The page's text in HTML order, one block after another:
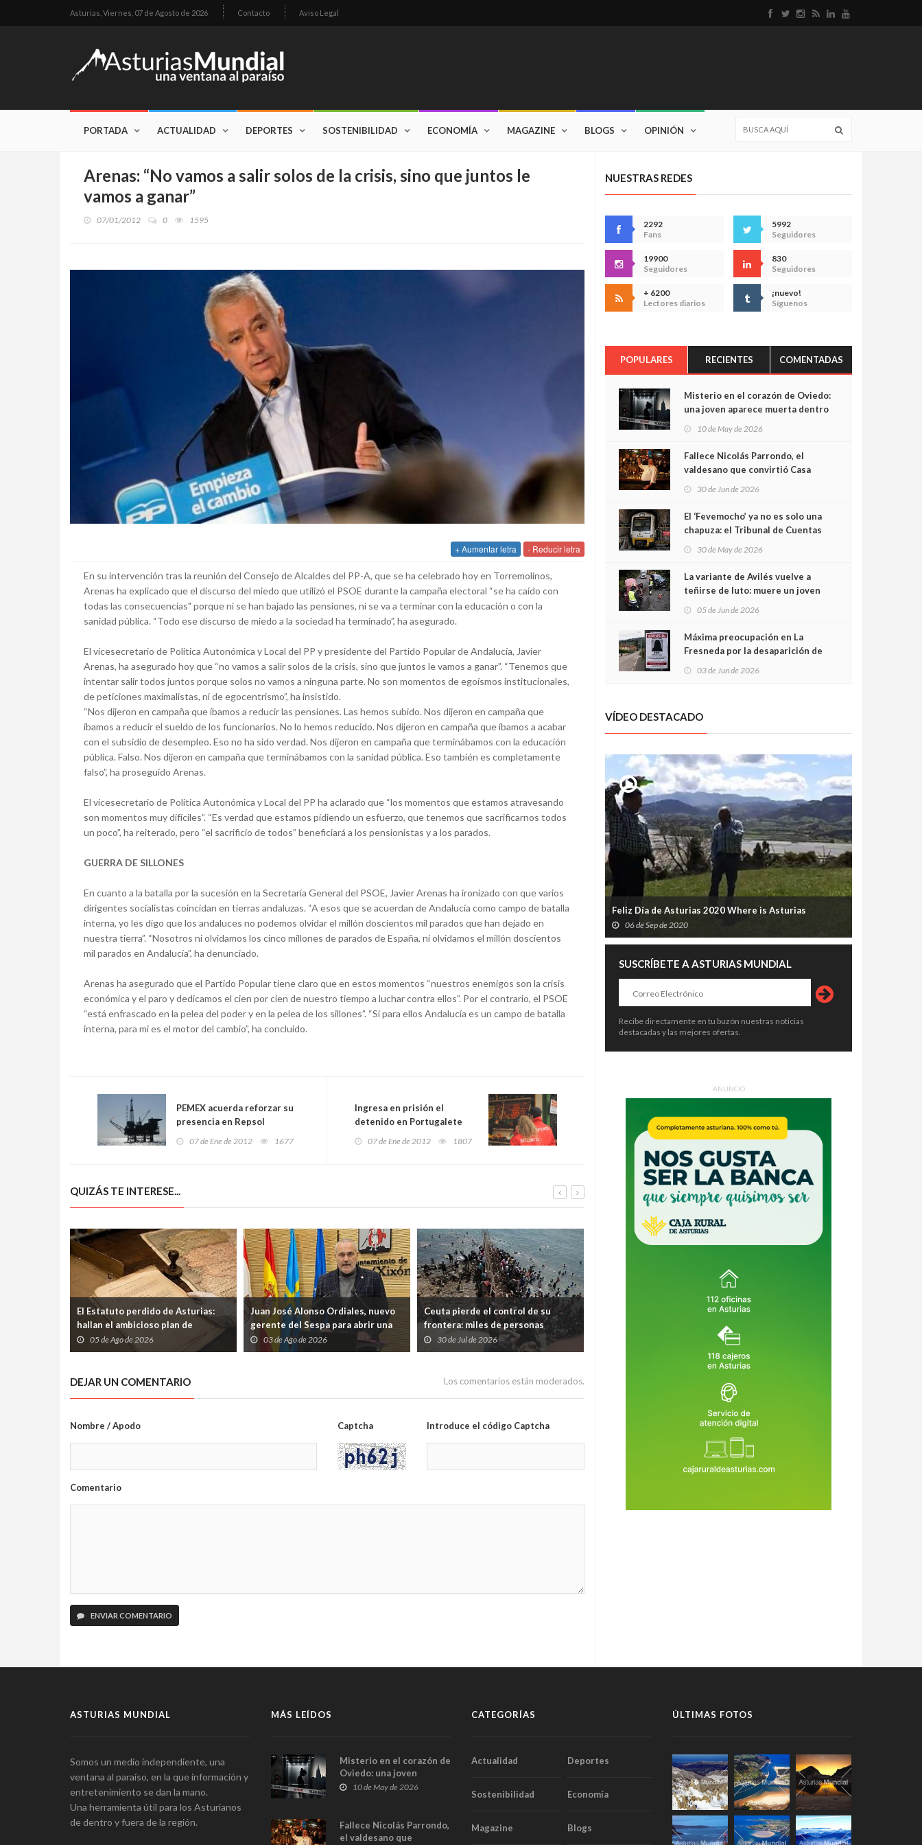
Asturias, Viernes, 07 de Agosto de 2026 Contacto Aviso Legal
PORTADA ACTUALIDAD DEPORTES SOSTENIBILIDAD ECONOMÍA MAGAZINE BLOGS OPINIÓN
Arenas: “No vamos a salir solos de la crisis, sino que juntos le
vamos a ganar”
07/01/2012 0 1595
+ Aumentar letra - Reducir letra
En su intervención tras la reunión del Consejo de Alcaldes del PP-A, que se ha celebrado hoy en Torremolinos,
Arenas ha explicado que el discurso del miedo que utilizó el PSOE durante la campaña electoral “se ha caído con
todas las consecuencias" porque ni se han bajado las pensiones, ni se va a terminar con la educación o con la
sanidad pública. “Todo ese discurso de miedo a la sociedad ha terminado”, ha asegurado.
El vicesecretario de Política Autonómica y Local del PP y presidente del Partido Popular de Andalucía, Javier
Arenas, ha asegurado hoy que “no vamos a salir solos de la crisis, sino que juntos le vamos a ganar”. “Tenemos que
intentar salir todos juntos porque solos no vamos a ninguna parte. No son momentos de egoísmos institucionales,
de peticiones maximalistas, ni de egocentrismo”, ha insistido.
“Nos dijeron en campaña que íbamos a reducir las pensiones. Las hemos subido. Nos dijeron en campaña que
íbamos a reducir el sueldo de los funcionarios. No lo hemos reducido. Nos dijeron en campaña que íbamos a acabar
con el subsidio de desempleo. Eso no ha sido verdad. Nos dijeron en campaña que terminábamos con la educación
pública. Falso. Nos dijeron en campaña que terminábamos con la sanidad pública. Eso también es completamente
falso”, ha proseguido Arenas.
El vicesecretario de Política Autonómica y Local del PP ha aclarado que “los momentos que estamos atravesando
son momentos muy difíciles”. “Es verdad que estamos pidiendo un esfuerzo, que tenemos que sacrificarnos todos
un poco”, ha reiterado, pero “el sacrificio de todos” beneficiará a los pensionistas y a los parados.
GUERRA DE SILLONES
En cuanto a la batalla por la sucesión en la Secretaría General del PSOE, Javier Arenas ha ironizado con que varios
dirigentes socialistas coincidan en tierras andaluzas. “A esos que se acuerdan de Andalucía como campo de batalla
interna, yo les digo que los andaluces no podemos olvidar el millón doscientos mil parados que han dejado en
nuestra tierra”. “Nosotros ni olvidamos los cinco millones de parados de España, ni olvidamos el millón doscientos
mil parados en Andalucía”, ha denunciado.
Arenas ha asegurado que el Partido Popular tiene claro que en estos momentos “nuestros enemigos son la crisis
económica y el paro y dedicamos el cien por cien de nuestro tiempo a luchar contra ellos”. Por el contrario, el PSOE
“está enfrascado en la pelea del poder y en la pelea de los sillones”. “Si para ellos Andalucía es un campo de batalla
interna, para mi es el motor del cambio”, ha concluido.
PEMEX acuerda reforzar su
presencia en Repsol
07 de Ene de 2012 1677
Ingresa en prisión el
detenido en Portugalete
por agresión sexual
07 de Ene de 2012 1807
QUIZÁS TE INTERESE...
El Estatuto perdido de Asturias:
hallan el ambicioso plan de
autogobierno que la guerra
condenó al olvido
05 de Ago de 2026
Juan José Alonso Ordiales, nuevo
gerente del Sespa para abrir una
etapa marcada por el diálogo con
los profesionales
03 de Ago de 2026
Ceuta pierde el control de su
frontera: miles de personas
desbordan el Tarajal y ponen a
España ante una crisis de Estado
30 de Jul de 2026
Indultar también puede corromper:
cuando el Gobierno convierte la
DEJAR UN COMENTARIO Los comentarios están moderados.
Nombre / Apodo Captcha Introduce el código Captcha
Comentario
ENVIAR COMENTARIO
NUESTRAS REDES
2292
Fans
5992
Seguidores
19900
Seguidores
830
Seguidores
+ 6200
Lectores diarios
¡nuevo!
Síguenos
POPULARES RECIENTES COMENTADAS
Misterio en el corazón de Oviedo:
una joven aparece muerta dentro
cámaras captan sus últimos
minutos
10 de May de 2026
Fallece Nicolás Parrondo, el
valdesano que convirtió Casa
30 de Jun de 2026
El ‘Fevemocho’ ya no es solo una
chapuza: el Tribunal de Cuentas
sobrecoste de los trenes que no
cabían por los túneles
30 de May de 2026
La variante de Avilés vuelve a
teñirse de luto: muere un joven
05 de Jun de 2026
Máxima preocupación en La
Fresneda por la desaparición de
03 de Jun de 2026
VÍDEO DESTACADO
Feliz Día de Asturias 2020 Where is Asturias
06 de Sep de 2020
SUSCRÍBETE A ASTURIAS MUNDIAL
Recibe directamente en tu buzón nuestras noticias
destacadas y las mejores ofertas.
ANUNCIO
ASTURIAS MUNDIAL
Somos un medio independiente, una
ventana al paraíso, en la que información y
entretenimiento se dan la mano.
Una herramienta útil para los Asturianos
de dentro y fuera de la región.
MÁS LEÍDOS
Misterio en el corazón de
Oviedo: una joven
aparece muerta dentro
captan sus últimos
minutos
10 de May de 2026
Fallece Nicolás Parrondo,
el valdesano que
CATEGORÍAS
Actualidad Deportes
Sostenibilidad Economía
Magazine Blogs
ÚLTIMAS FOTOS